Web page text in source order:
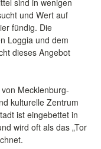
sind in wenigen
und Wert auf
fündig. Die
Loggia und dem
dieses Angebot
Mecklenburg-
kulturelle Zentrum
ist eingebettet in
wird oft als das „Tor